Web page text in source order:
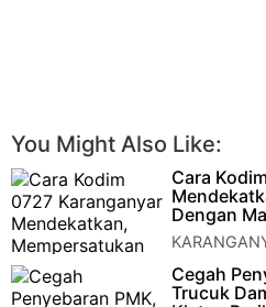
You Might Also Like:
Cara
Dengan
"Generasi
Milenial Inovatif Berwawasan
Cegah
Trucuk